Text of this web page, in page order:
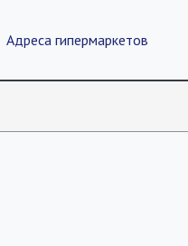
Адреса гипермаркетов